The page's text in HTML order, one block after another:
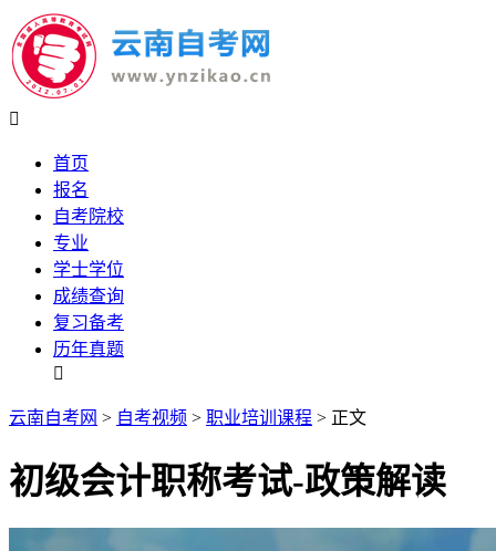

首页
报名
自考院校
专业
学士学位
成绩查询
复习备考
历年真题

云南自考网 > 自考视频 > 职业培训课程 > 正文
初级会计职称考试-政策解读